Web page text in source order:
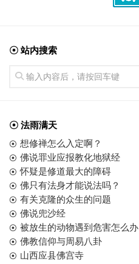
☉ 站内搜索
☉ 法雨满天
想修禅怎么入定啊？
佛说罪业应报教化地狱经
怀疑是修道最大的障碍
佛只有法身才能说法吗？
有关克隆的众生的问题
佛说兜沙经
被放生的动物遇到危害怎么办
佛教信仰与周易八卦
山西应县佛宫寺